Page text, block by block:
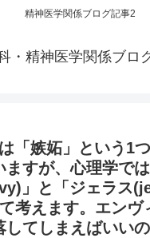
精神医学関係ブログ記事2
・精神医学関係ブロ
「嫉妬」という1
ますが、心理学で
」と「ジェラス
考えます。エンヴ
してしまえばいい